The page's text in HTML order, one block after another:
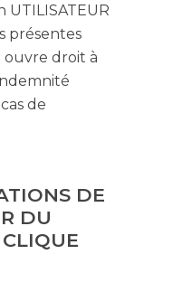
présentes
ouvre droit à
de
DE
DU